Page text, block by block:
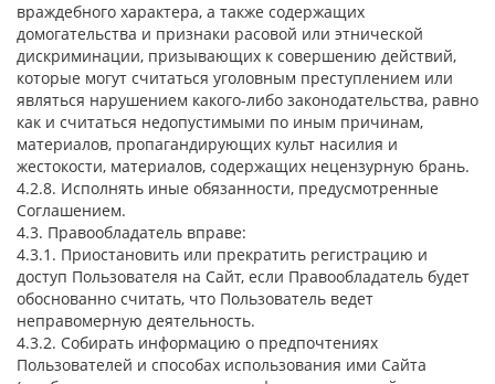
враждебного характера, а также содержащих
домогательства и признаки расовой или этнической
дискриминации, призывающих к совершению действий,
которые могут считаться уголовным преступлением или
являться нарушением какого-либо законодательства, равно
как и считаться недопустимыми по иным причинам,
материалов, пропагандирующих культ насилия и
жестокости, материалов, содержащих нецензурную брань.
4.2.8. Исполнять иные обязанности, предусмотренные
Соглашением.
4.3. Правообладатель вправе:
4.3.1. Приостановить или прекратить регистрацию и
доступ Пользователя на Сайт, если Правообладатель будет
обоснованно считать, что Пользователь ведет
неправомерную деятельность.
4.3.2. Собирать информацию о предпочтениях
Пользователей и способах использования ими Сайта